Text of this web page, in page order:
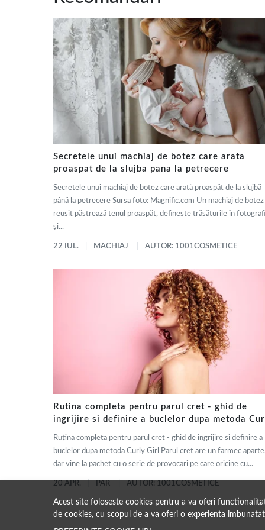
Acest site foloseste cookies pentru a va oferi
de cookies, cu scopul de a va oferi o experienta
Secretele unui machiaj de botez care arata
proaspat de la slujba pana la petrecere
Secretele unui machiaj de botez care arată proaspăt de la slujbă
până la petrecere Sursa foto: Magnific.com Un machiaj de botez
reușit păstrează tenul proaspăt, definește trăsăturile în
și...
22 IUL. MACHIAJ AUTOR: 1001COSMETICE
Rutina completa pentru parul cret - ghid de
ingrijire si definire a buclelor dupa metoda
Rutina completa pentru parul cret - ghid de ingrijire si definire a
buclelor dupa metoda Curly Girl Parul cret are un farmec
dar vine la pachet cu o serie de provocari pe care oricine cu...
20 APR. PAR AUTOR: 1001COSMETICE